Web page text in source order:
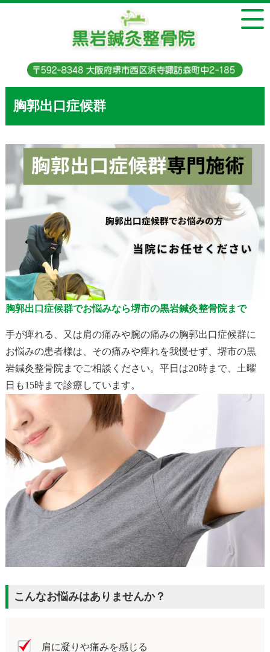
胸郭出口症候群
胸郭出口症候群でお悩みなら堺市の黒岩鍼灸整骨院まで
手が痺れる、又は肩の痛みや腕の痛みの胸郭出口症候群に
お悩みの患者様は、その痛みや痺れを我慢せず、堺市の黒
岩鍼灸整骨院までご相談ください。平日は20時まで、土曜
日も15時まで診療しています。
こんなお悩みはありませんか？
肩に凝りや痛みを感じる